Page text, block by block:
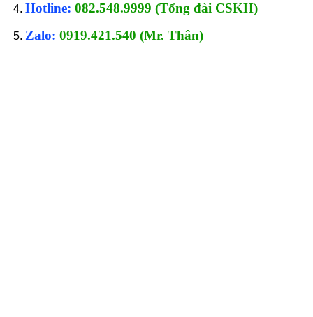
Hotline: 082.548.9999 (Tổng đài CSKH)
Zalo: 0919.421.540 (Mr. Thân)